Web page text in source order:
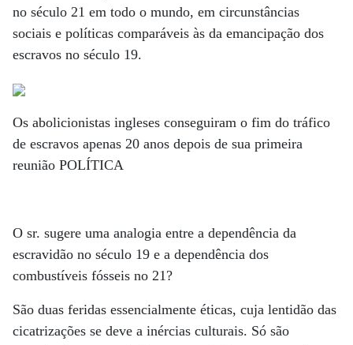
no século 21 em todo o mundo, em circunstâncias
sociais e políticas comparáveis às da emancipação dos
escravos no século 19.
Os abolicionistas ingleses conseguiram o fim do tráfico
de escravos apenas 20 anos depois de sua primeira
reunião POLÍTICA
O sr. sugere uma analogia entre a dependência da
escravidão no século 19 e a dependência dos
combustíveis fósseis no 21?
São duas feridas essencialmente éticas, cuja lentidão das
cicatrizações se deve a inércias culturais. Só são